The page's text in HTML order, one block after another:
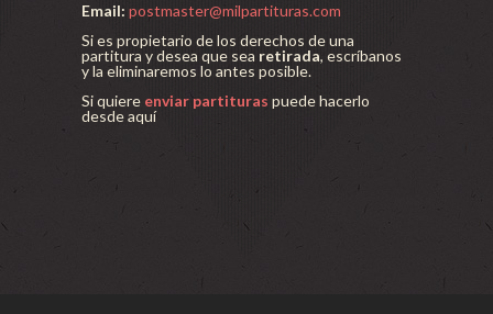
Email: postmaster@milpartituras.com
Si es propietario de los derechos de una
partitura y desea que sea retirada, escríbanos
y la eliminaremos lo antes posible.
Si quiere enviar partituras puede hacerlo
desde aquí